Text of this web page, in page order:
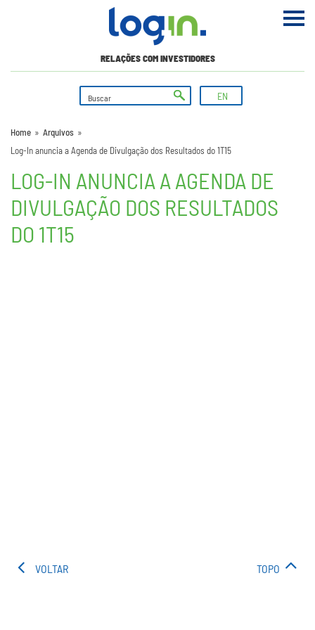
RELAÇÕES COM INVESTIDORES
EN
Home » Arquivos »
Log-In anuncia a Agenda de Divulgação dos Resultados do 1T15
LOG-IN ANUNCIA A AGENDA DE
DIVULGAÇÃO DOS RESULTADOS
DO 1T15
VOLTAR TOPO